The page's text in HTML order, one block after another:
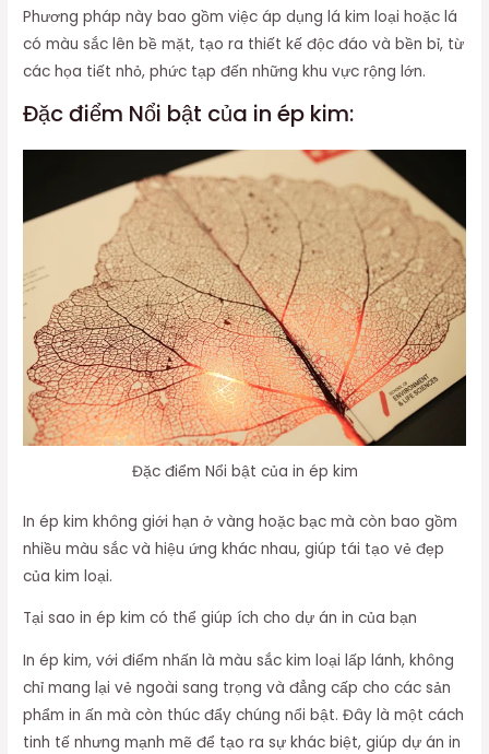
Phương pháp này bao gồm việc áp dụng lá kim loại hoặc lá
có màu sắc lên bề mặt, tạo ra thiết kế độc đáo và bền bỉ, từ
các họa tiết nhỏ, phức tạp đến những khu vực rộng lớn.
Đặc điểm Nổi bật của in ép kim:
Đặc điểm Nổi bật của in ép kim
In ép kim không giới hạn ở vàng hoặc bạc mà còn bao gồm
nhiều màu sắc và hiệu ứng khác nhau, giúp tái tạo vẻ đẹp
của kim loại.
Tại sao in ép kim có thể giúp ích cho dự án in của bạn
In ép kim, với điểm nhấn là màu sắc kim loại lấp lánh, không
chỉ mang lại vẻ ngoài sang trọng và đẳng cấp cho các sản
phẩm in ấn mà còn thúc đẩy chúng nổi bật. Đây là một cách
tinh tế nhưng mạnh mẽ để tạo ra sự khác biệt, giúp dự án in